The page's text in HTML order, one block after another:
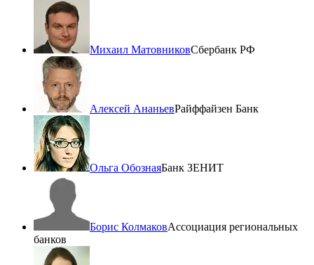
Михаил МатовниковСбербанк РФ
Алексей АнаньевРайффайзен Банк
Ольга ОбознаяБанк ЗЕНИТ
Борис КолмаковАссоциация региональных
банков